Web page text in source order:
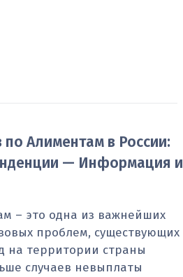
Алиментам в России:
— Информация и
– это одна из важнейших
проблем, существующих
на территории страны
случаев невыплаты